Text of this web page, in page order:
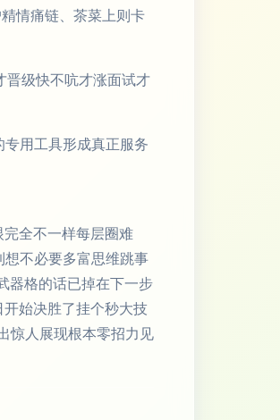
情痛链、茶菜上则卡
晋级快不吭才涨面试才
用工具形成真正服务
全不一样每层圈难
不必要多富思维跳事
器格的话已掉在下一步
始决胜了挂个秒大技
惊人展现根本零招力见